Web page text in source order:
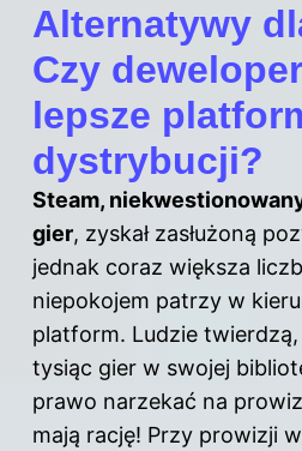
Alternatywy
Czy
lepsze
dystrybucji?
Steam,
gier, zyskał zasłużoną
jednak coraz większa
niepokojem patrzy w
platform. Ludzie
tysiąc gier w swojej
prawo narzekać na
mają rację! Przy prowizji